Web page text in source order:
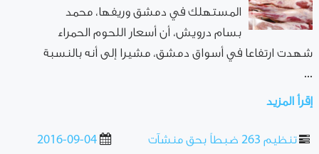
المستهلك في دمشق وريفها، محمد
بسام درويش، أن أسعار اللحوم الحمراء
شهدت ارتفاعا في أسواق دمشق، مشيرا إلى أنه بالنسبة
...
إقرأ المزيد
2016-09-04
تنظيم 263 ضبطاً بحق منشآت